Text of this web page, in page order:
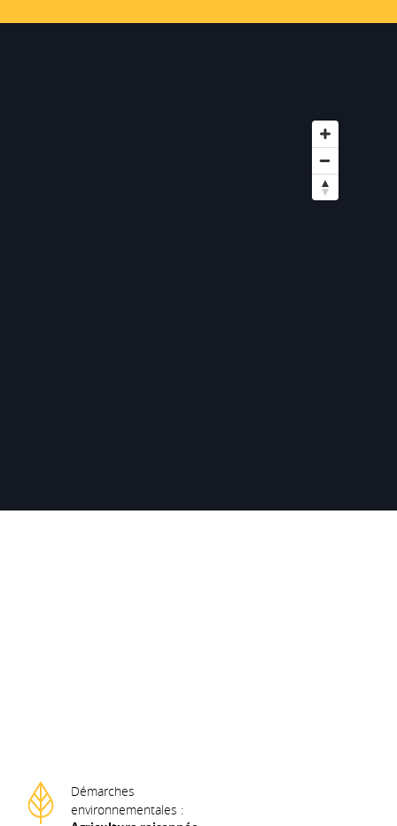
Démarches
environnementales :